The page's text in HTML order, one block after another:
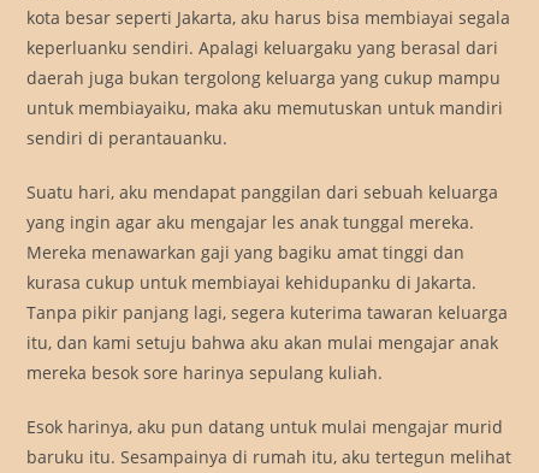
kota besar seperti Jakarta, aku harus bisa membiayai segala
keperluanku sendiri. Apalagi keluargaku yang berasal dari
daerah juga bukan tergolong keluarga yang cukup mampu
untuk membiayaiku, maka aku memutuskan untuk mandiri
sendiri di perantauanku.
Suatu hari, aku mendapat panggilan dari sebuah keluarga
yang ingin agar aku mengajar les anak tunggal mereka.
Mereka menawarkan gaji yang bagiku amat tinggi dan
kurasa cukup untuk membiayai kehidupanku di Jakarta.
Tanpa pikir panjang lagi, segera kuterima tawaran keluarga
itu, dan kami setuju bahwa aku akan mulai mengajar anak
mereka besok sore harinya sepulang kuliah.
Esok harinya, aku pun datang untuk mulai mengajar murid
baruku itu. Sesampainya di rumah itu, aku tertegun melihat